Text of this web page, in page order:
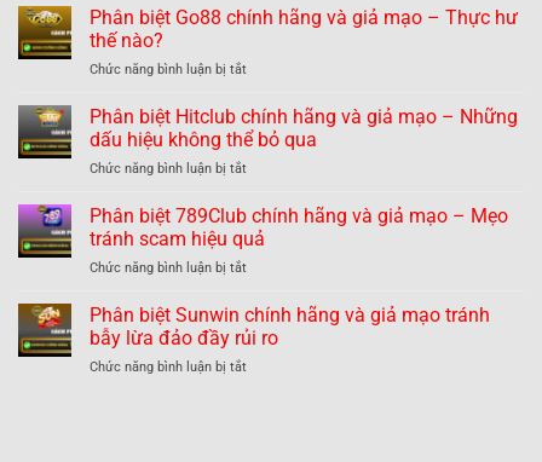
biệt
hãng
giả
mạo
dạng
dàng
tránh
đảo
Phân biệt Go88 chính hãng và giả mạo – Thực hư
thế nào?
Chức năng bình luận bị tắt
biệt
Go88
chính
hãng
giả
mạo
Thực
thế
nào?
Phân biệt Hitclub chính hãng và giả mạo – Những
dấu hiệu không thể bỏ qua
Chức năng bình luận bị tắt
biệt
Hitclub
chính
hãng
giả
mạo
Những
Phân biệt 789Club chính hãng và giả mạo – Mẹo
tránh scam hiệu quả
Chức năng bình luận bị tắt
biệt
789Club
chính
hãng
Phân biệt Sunwin chính hãng và giả mạo tránh
bẫy lừa đảo đầy rủi ro
Chức năng bình luận bị tắt